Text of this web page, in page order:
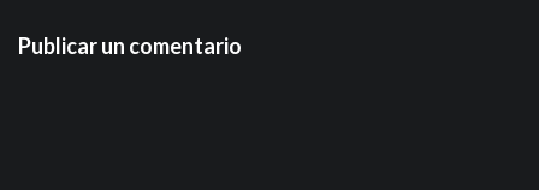
Publicar un comentario